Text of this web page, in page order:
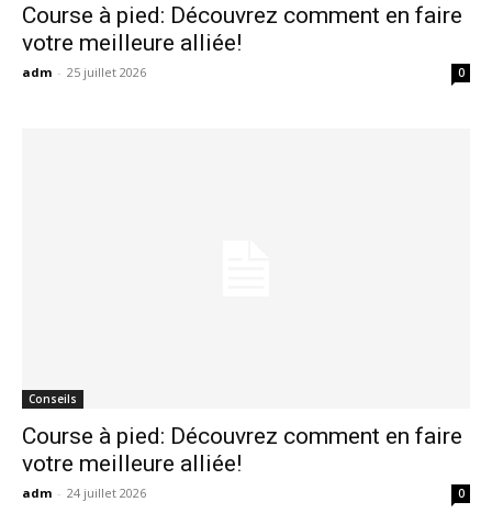
Course à pied: Découvrez comment en faire
votre meilleure alliée!
adm - 25 juillet 2026 0
Conseils
Course à pied: Découvrez comment en faire
votre meilleure alliée!
adm - 24 juillet 2026 0